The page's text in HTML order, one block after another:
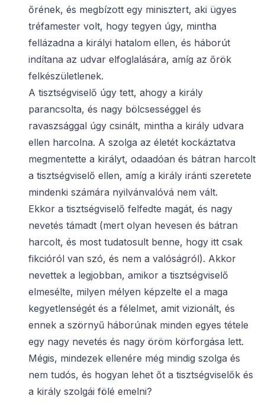
őrének, és megbízott egy minisztert, aki ügyes
tréfamester volt, hogy tegyen úgy, mintha
fellázadna a királyi hatalom ellen, és háborút
indítana az udvar elfoglalására, amíg az őrök
felkészületlenek.
A tisztségviselő úgy tett, ahogy a király
parancsolta, és nagy bölcsességgel és
ravaszsággal úgy csinált, mintha a király udvara
ellen harcolna. A szolga az életét kockáztatva
megmentette a királyt, odaadóan és bátran harcolt
a tisztségviselő ellen, amíg a király iránti szeretete
mindenki számára nyilvánvalóvá nem vált.
Ekkor a tisztségviselő felfedte magát, és nagy
nevetés támadt (mert olyan hevesen és bátran
harcolt, és most tudatosult benne, hogy itt csak
fikcióról van szó, és nem a valóságról). Akkor
nevettek a legjobban, amikor a tisztségviselő
elmesélte, milyen mélyen képzelte el a maga
kegyetlenségét és a félelmet, amit vizionált, és
ennek a szörnyű háborúnak minden egyes tétele
egy nagy nevetés és nagy öröm körforgása lett.
Mégis, mindezek ellenére még mindig szolga és
nem tudós, és hogyan lehet őt a tisztségviselők és
a király szolgái fölé emelni?